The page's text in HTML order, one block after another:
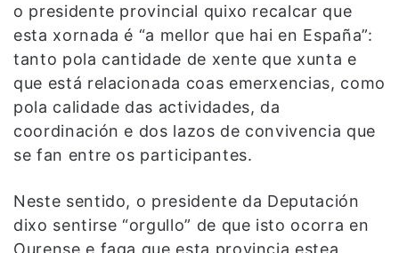
o presidente provincial quixo recalcar que
esta xornada é “a mellor que hai en España”:
tanto pola cantidade de xente que xunta e
que está relacionada coas emerxencias, como
pola calidade das actividades, da
coordinación e dos lazos de convivencia que
se fan entre os participantes.
Neste sentido, o presidente da Deputación
dixo sentirse “orgullo” de que isto ocorra en
Ourense e faga que esta provincia estea